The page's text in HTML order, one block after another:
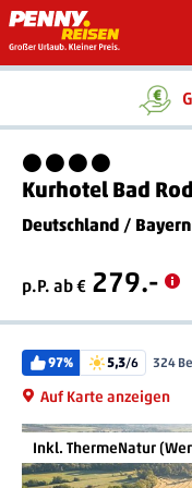
Kurhotel Bad
Deutschland / Bayern
p.P. ab € 279.-
97% 5,3/6 324
Auf Karte anzeigen
Inkl. ThermeNatur